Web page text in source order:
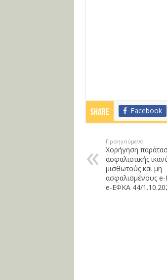
Share Facebook
Προηγούμενο
Χορήγηση
ασφαλιστικής
μισθωτούς και μη
ασφαλισμένους
e-ΕΦΚΑ 44/